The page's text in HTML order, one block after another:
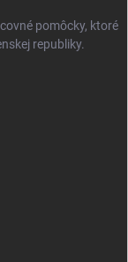
pomôcky, ktoré
republiky.